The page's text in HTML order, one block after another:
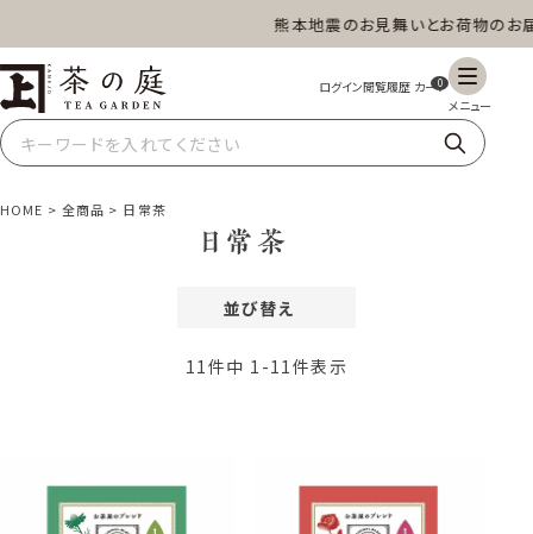
熊本地震のお見舞いとお荷物のお届
茶の庭オンラインショップ 0
ギフト 特上高級茶 深蒸し茶 水出し茶
HOME 全商品 日常茶
日常茶
並び替え
価格が高い順
11件中 1 -11件表示